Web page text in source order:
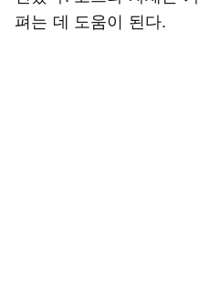
펴는 데 도움이 된다.